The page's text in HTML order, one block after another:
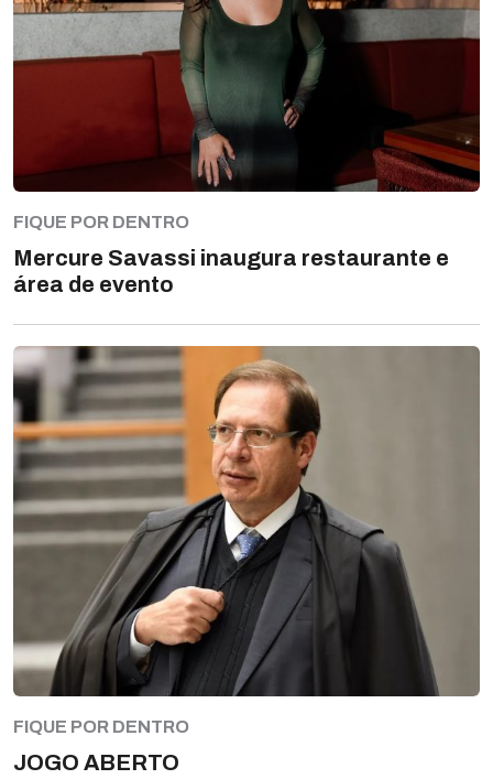
FIQUE POR DENTRO
Mercure Savassi inaugura restaurante e
área de evento
FIQUE POR DENTRO
JOGO ABERTO